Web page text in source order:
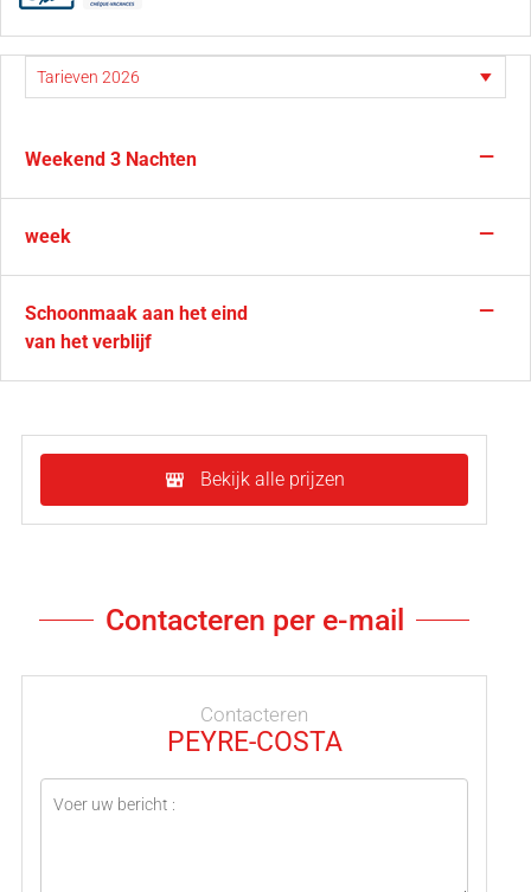
Weekend 3 Nachten —
week —
Schoonmaak aan het eind
van het verblijf
—
Bekijk alle prijzen
Contacteren per e-mail
Contacteren
PEYRE-COSTA